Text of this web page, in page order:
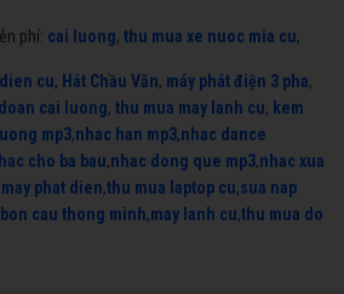
phí: cai luong, thu mua xe nuoc mia cu,
cu, Hát Chầu Văn, máy phát điện 3 pha,
cai luong, thu mua may lanh cu, kem
mp3,nhac han mp3,nhac dance
cho ba bau,nhac dong que mp3,nhac xua
phat dien,thu mua laptop cu,sua nap
cau thong minh,may lanh cu,thu mua do